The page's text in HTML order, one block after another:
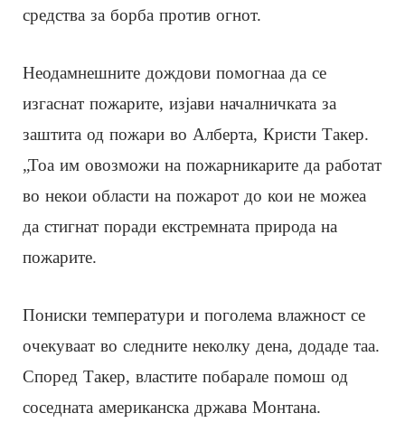
средства за борба против огнот.
Неодамнешните дождови помогнаа да се
изгаснат пожарите, изјави началничката за
заштита од пожари во Алберта, Кристи Такер.
„Тоа им овозможи на пожарникарите да работат
во некои области на пожарот до кои не можеа
да стигнат поради екстремната природа на
пожарите.
Пониски температури и поголема влажност се
очекуваат во следните неколку дена, додаде таа.
Според Такер, властите побарале помош од
соседната американска држава Монтана.